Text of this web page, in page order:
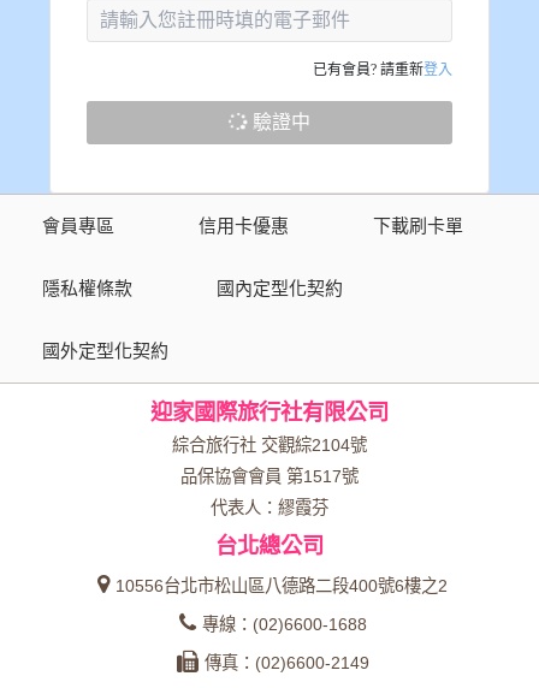
已有會員? 請重新登入
驗證中
會員專區 信用卡優惠 下載刷卡單
隱私權條款 國內定型化契約
國外定型化契約
迎家國際旅行社有限公司
綜合旅行社 交觀綜2104號
品保協會會員 第1517號
代表人：繆霞芬
台北總公司
10556台北市松山區八德路二段400號6樓之2
專線：(02)6600-1688
傳真：(02)6600-2149